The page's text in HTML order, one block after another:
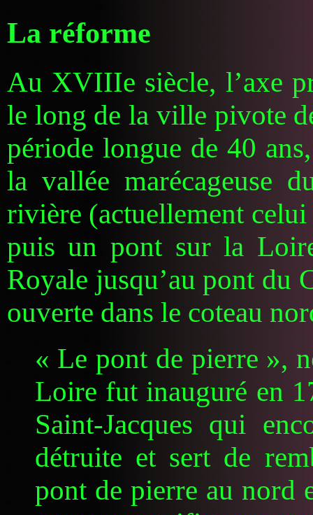
La réforme
Au XVIIIe siècle, l’axe
le long de la ville pivote
période longue de 40
la vallée marécageuse
rivière (actuellement
puis un pont sur la
Royale jusqu’au pont du
ouverte dans le coteau
« Le pont de pierre »,
Loire fut inauguré en
Saint-Jacques qui
détruite et sert de
pont de pierre au nord